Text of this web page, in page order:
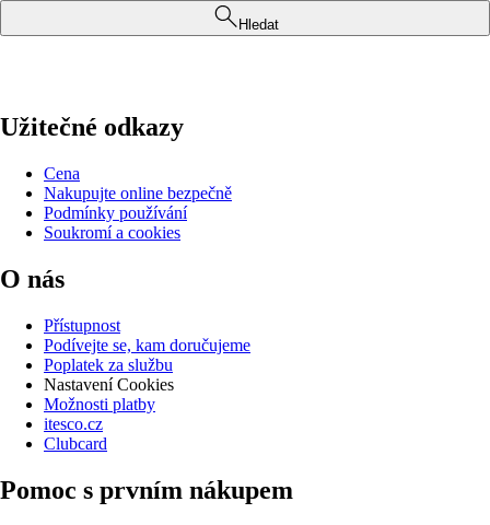
Hledat
Užitečné odkazy
Cena
Nakupujte online bezpečně
Podmínky používání
Soukromí a cookies
O nás
Přístupnost
Podívejte se, kam doručujeme
Poplatek za službu
Nastavení Cookies
Možnosti platby
itesco.cz
Clubcard
Pomoc s prvním nákupem